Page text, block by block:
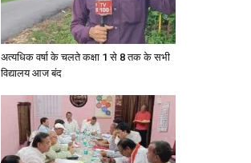
अत्यधिक वर्षा के चलते कक्षा 1 से 8 तक के सभी
विद्यालय आज बंद